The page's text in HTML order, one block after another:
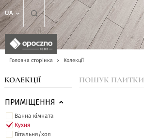
UA
Головна сторінка Колекції
КОЛЕКЦІЇ ПОШУК ПЛИТКИ
ПРИМІЩЕННЯ
Ванна кімната
Кухня
Вітальня/хол